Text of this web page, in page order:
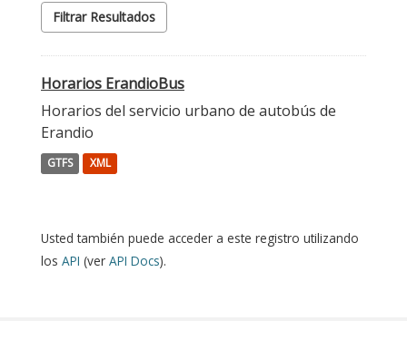
Filtrar Resultados
Horarios ErandioBus
Horarios del servicio urbano de autobús de
Erandio
GTFS XML
Usted también puede acceder a este registro utilizando
los API (ver API Docs).